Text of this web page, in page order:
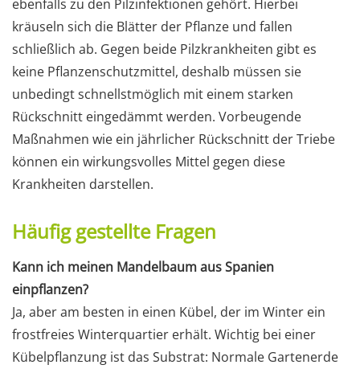
ebenfalls zu den Pilzinfektionen gehört. Hierbei
kräuseln sich die Blätter der Pflanze und fallen
schließlich ab. Gegen beide Pilzkrankheiten gibt es
keine Pflanzenschutzmittel, deshalb müssen sie
unbedingt schnellstmöglich mit einem starken
Rückschnitt eingedämmt werden. Vorbeugende
Maßnahmen wie ein jährlicher Rückschnitt der Triebe
können ein wirkungsvolles Mittel gegen diese
Krankheiten darstellen.
Häufig gestellte Fragen
Kann ich meinen Mandelbaum aus Spanien
einpflanzen?
Ja, aber am besten in einen Kübel, der im Winter ein
frostfreies Winterquartier erhält. Wichtig bei einer
Kübelpflanzung ist das Substrat: Normale Gartenerde